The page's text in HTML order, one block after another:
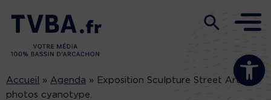
Ouvrir la
Accueil » Agenda » Exposition Sculpture Street Art &
photos cyanotype.